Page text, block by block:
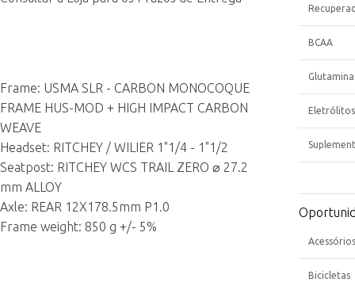
Frame: USMA SLR - CARBON MONOCOQUE
FRAME HUS-MOD + HIGH IMPACT CARBON
WEAVE
Headset: RITCHEY / WILIER 1"1/4 - 1"1/2
Seatpost: RITCHEY WCS TRAIL ZERO ⌀ 27.2
mm ALLOY
Axle: REAR 12X178.5mm P1.0
Frame weight: 850 g +/- 5%
BCAA
Glutamina
Eletrólitos
Acessórios
Bicicletas